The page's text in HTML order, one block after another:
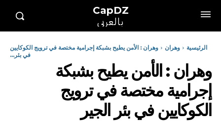
CapDZ
بالعربي
الرئيسية وهران
وهران : الأمن يطيح بشبكة إجرامية مختصة في ترويج الكوكايين
في بئر...
وهران : الأمن يطيح بشبكة
إجرامية مختصة في ترويج
الكوكايين في بئر الجير